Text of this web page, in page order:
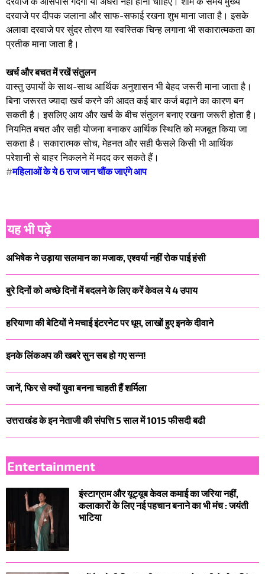
दरवाजे पर दीपक जलाना और साफ-सफाई रखना शुभ माना जाता है। इसके
अलावा दरवाजे पर सुंदर तोरण या स्वस्तिक चिन्ह लगाना भी सकारात्मकता का
प्रतीक माना जाता है।
खर्च और बचत में रखें संतुलन
वास्तु उपायों के साथ-साथ आर्थिक अनुशासन भी बेहद जरूरी माना जाता है।
बिना जरूरत ज्यादा खर्च करने की आदत कई बार कर्ज बढ़ाने का कारण बन
सकती है। इसलिए आय और खर्च के बीच संतुलन बनाए रखना जरूरी होता है।
नियमित बचत और सही योजना बनाकर आर्थिक स्थिति को मजबूत किया जा
सकता है। सकारात्मक सोच, मेहनत और सही फैसले किसी भी आर्थिक
परेशानी से बाहर निकलने में मदद कर सकते हैं।
#महिलाओं के ये 6 राज जान चौंक जाएंगे आप
यह भी पढ़े
अभिषेक ने उड़ाया सलमान का मजाक, एश्वर्या नहीं रोक पाई हंसी
बुरे दिनों को अच्छे दिनों में बदलने के लिए करें केवल ये 4 उपाय
हरियाणा की बेटियों ने मचाई इंटरनेट पर धूम, लाखों हुए इनके दीवाने
इनके लिंकअप की खबरे सुन सब हो गए सन्न!
जानें, फिर से क्यों युवा बनना चाहती हैं शर्मिला
उत्तराखंड के इन नेताजी की संपत्ति 5 साल में 1015 फीसदी बढी
Entertainment
इंस्टाग्राम और यूट्यूब केवल कमाई का जरिया नहीं,
कलाकारों के लिए नई पहचान बनाने का भी मंच : जयंती
भाटिया